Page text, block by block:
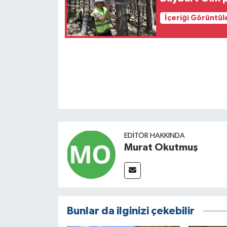
İçeriği
EDITÖR HAKKINDA
Murat Okutmuş
Bunlar da ilginizi çekebilir